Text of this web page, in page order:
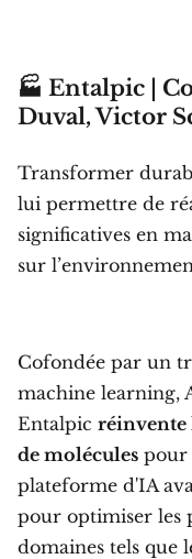
🏭 Entalpic |
Duval, Victor
Transformer
lui permettre de
significatives en
sur
Cofondée par un
machine learning,
Entalpic réinvente
de molécules pour
plateforme d'IA
pour optimiser les
domaines tels que